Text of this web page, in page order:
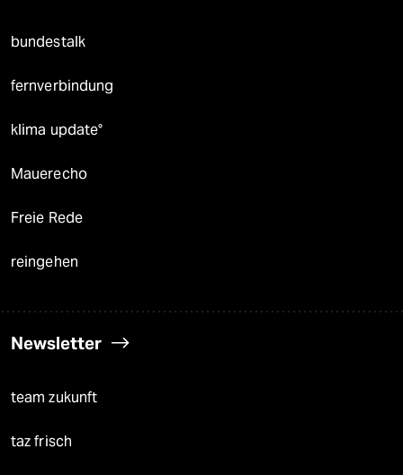
bundestalk
fernverbindung
klima update°
Mauerecho
Freie Rede
reingehen
Newsletter
team zukunft
taz frisch